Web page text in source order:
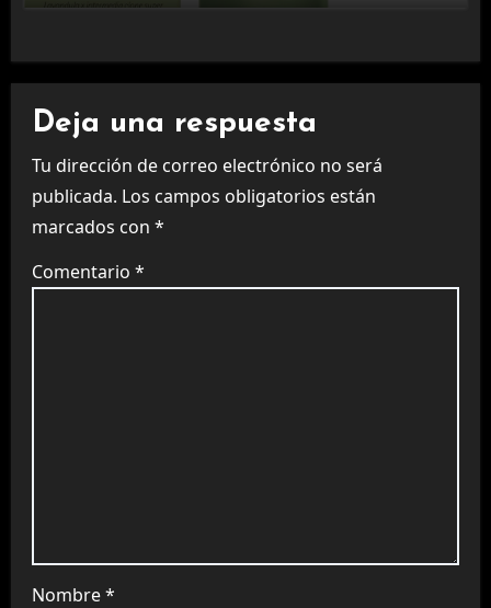
Deja una respuesta
Tu dirección de correo electrónico no será
publicada. Los campos obligatorios están
marcados con *
Comentario *
Nombre*